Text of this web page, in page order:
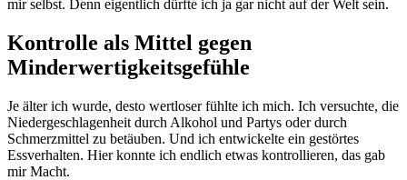
mir selbst. Denn eigentlich dürfte ich ja gar nicht auf der Welt sein.
Kontrolle als Mittel gegen
Minderwertigkeitsgefühle
Je älter ich wurde, desto wertloser fühlte ich mich. Ich versuchte, die
Niedergeschlagenheit durch Alkohol und Partys oder durch
Schmerzmittel zu betäuben. Und ich entwickelte ein gestörtes
Essverhalten. Hier konnte ich endlich etwas kontrollieren, das gab
mir Macht.